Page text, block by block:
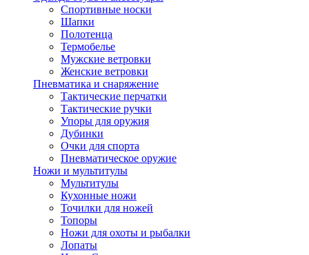
Спортивные носки
Шапки
Полотенца
Термобелье
Мужские ветровки
Женские ветровки
Пневматика и снаряжение
Тактические перчатки
Тактические ручки
Упоры для оружия
Дубинки
Очки для спорта
Пневматическое оружие
Ножи и мультитулы
Мультитулы
Кухонные ножи
Точилки для ножей
Топоры
Ножи для охоты и рыбалки
Лопаты